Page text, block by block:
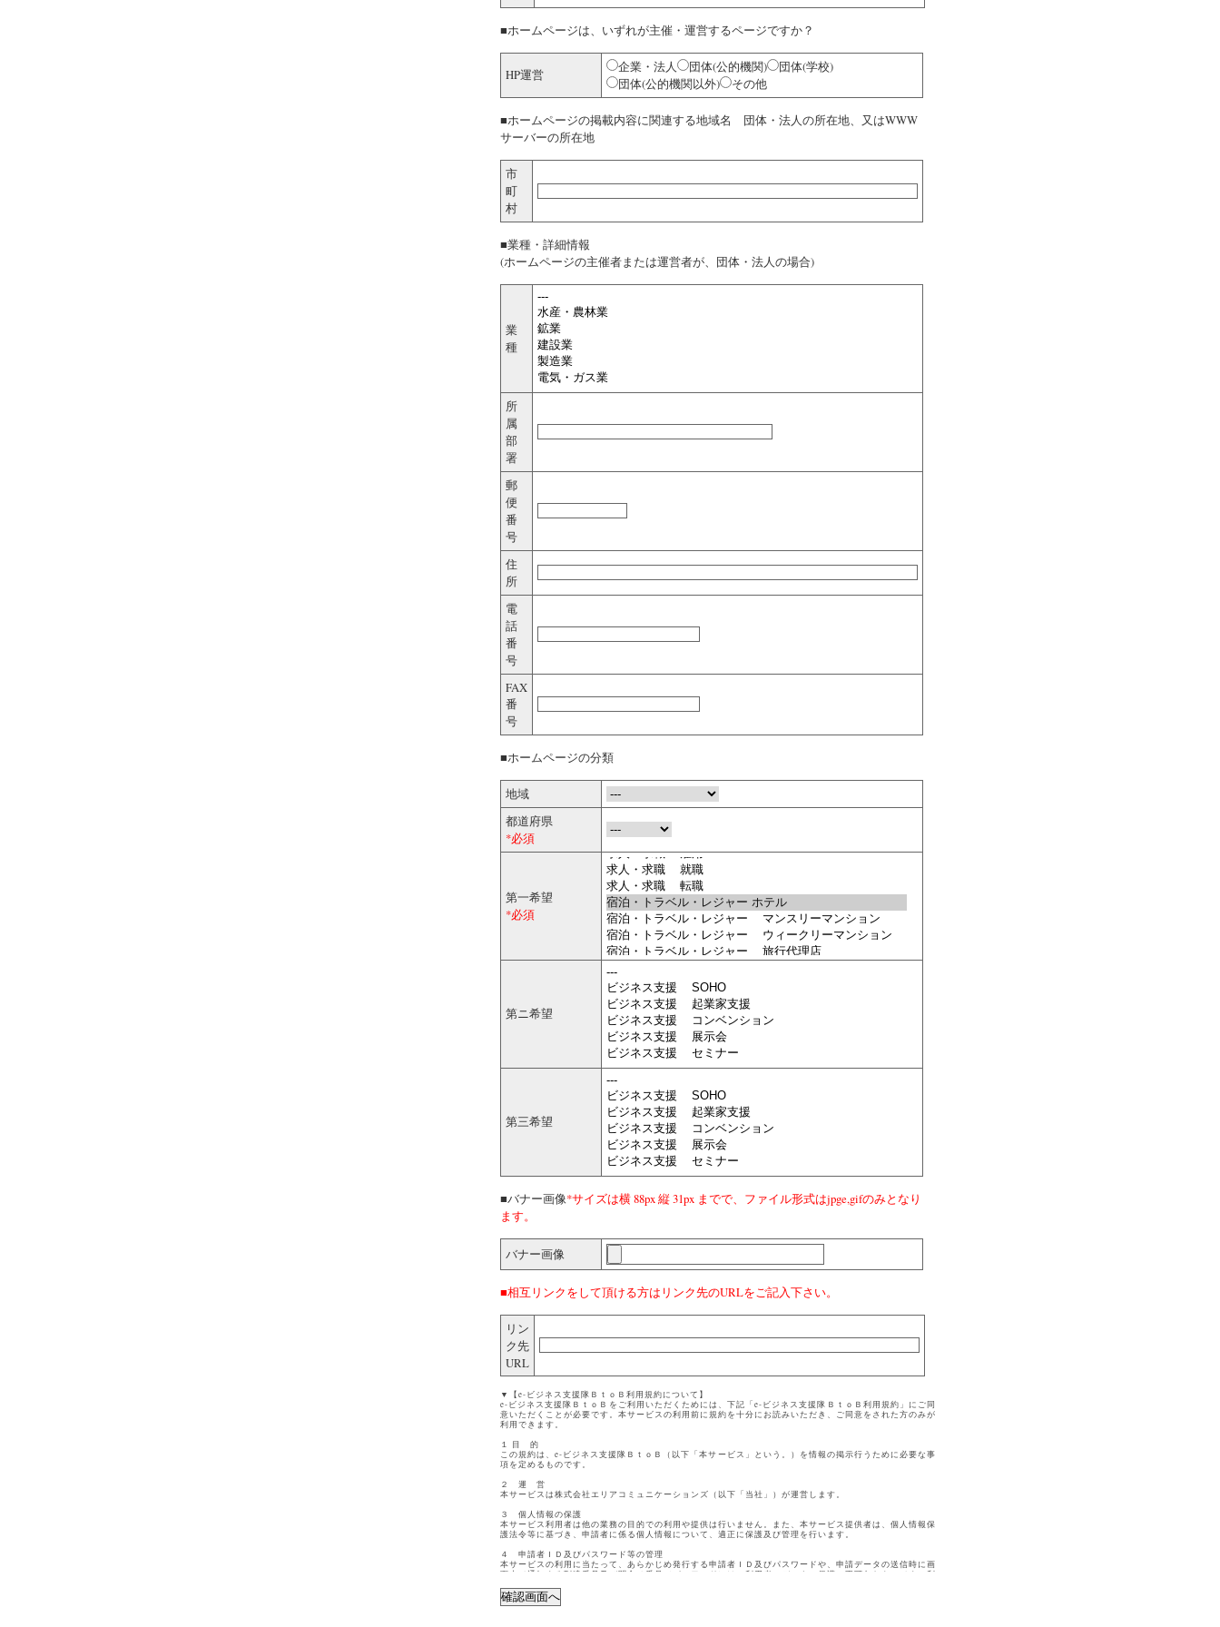
■ホームページは、いずれが主催・運営するページですか？
HP運営 企業・法人 団体(公的機関)
団体(学校)
団体(公的機関以外)
その他
■ホームページの掲載内容に関連する地域名 団体・法人の所在地、又はWWW
サーバーの所在地
市
町
村
■業種・詳細情報
(ホームページの主催者または運営者が、団体・法人の場合)
業
種
所
属
部
署
郵
便
番
号
住
所
電
話
番
号
FAX
番
号
■ホームページの分類
地域
都道府県
*必須
第一希望
*必須
第ニ希望
第三希望
■バナー画像*サイズは横 88px 縦 31px までで、ファイル形式はjpge,gifのみとなり
ます。
バナー画像
■相互リンクをして頂ける方はリンク先のURLをご記入下さい。
リン
ク先
URL
▼【e-ビジネス支援隊ＢｔｏＢ利用規約について】
e-ビジネス支援隊ＢｔｏＢをご利用いただくためには、下記「e-ビジネス支援隊ＢｔｏＢ利用規約」にご同
意いただくことが必要です。本サービスの利用前に規約を十分にお読みいただき、ご同意をされた方のみが
利用できます。
１ 目 的
この規約は、e-ビジネス支援隊ＢｔｏＢ（以下「本サービス」という。）を情報の掲示行うために必要な事
項を定めるものです。
２ 運 営
本サービスは株式会社エリアコミュニケーションズ（以下「当社」）が運営します。
３ 個人情報の保護
本サービス利用者は他の業務の目的での利用や提供は行いません。また、本サービス提供者は、個人情報保
護法令等に基づき、申請者に係る個人情報について、適正に保護及び管理を行います。
４ 申請者ＩＤ及びパスワード等の管理
本サービスの利用に当たって、あらかじめ発行する申請者ＩＤ及びパスワードや、申請データの送信時に画
面上で通知する到達番号及び問合せ番号（パスワード）は、利用者のデータの保護に不可欠なものです。利
（１） 申請者ＩＤ、パスワード、到達番号及び問合せ番号は、他人に知られないように管理してくださ
い。